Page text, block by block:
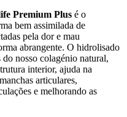
Premium Plus é o
bem assimilada de
pela dor e mau
abrangente. O hidrolisado
nosso colagénio natural,
interior, ajuda na
articulares,
e melhorando as